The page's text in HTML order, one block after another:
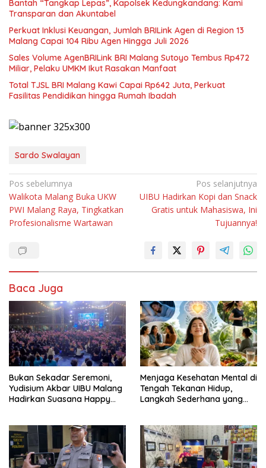
Bantah “Tangkap Lepas”, Kapolsek Kedungkandang: Kami
Transparan dan Akuntabel
Perkuat Inklusi Keuangan, Jumlah BRILink Agen di Region 13
Malang Capai 104 Ribu Agen Hingga Juli 2026
Sales Volume AgenBRILink BRI Malang Sutoyo Tembus Rp472
Miliar, Pelaku UMKM Ikut Rasakan Manfaat
Total TJSL BRI Malang Kawi Capai Rp642 Juta, Perkuat
Fasilitas Pendidikan hingga Rumah Ibadah
Sardo Swalayan
Navigasi
pos
Pos sebelumnya
Walikota Malang Buka UKW
PWI Malang Raya, Tingkatkan
Profesionalisme Wartawan
Pos selanjutnya
UIBU Hadirkan Kopi dan Snack
Gratis untuk Mahasiswa, Ini
Tujuannya!
Baca Juga
Bukan Sekadar Seremoni,
Yudisium Akbar UIBU Malang
Hadirkan Suasana Happy
Menjaga Kesehatan Mental di
Tengah Tekanan Hidup,
Langkah Sederhana yang